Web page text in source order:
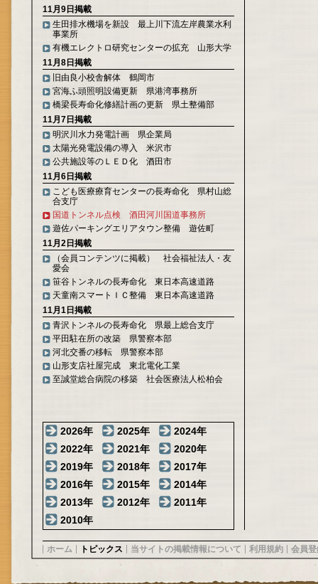
11月9日掲載
生田排水機場を新設 最上川下流左岸農業水利
事業所
有機エレクトロ研究センターの拡充 山形大学
11月8日掲載
旧由良小校舎解体 鶴岡市
宮海ふ頭照明設備更新 県港湾事務所
橋梁長寿命化修繕計画の更新 県土整備部
11月7日掲載
明沢川水力発電計画 県企業局
太陽光発電設備の導入 米沢市
公共施設等のＬＥＤ化 酒田市
11月6日掲載
こども医療療育センターの長寿命化 県村山総
合支庁
国道トンネル点検 酒田河川国道事務所
遊佐パーキングエリアタウン整備 遊佐町
11月2日掲載
（会員コンテンツに掲載） 社会福祉法人・友
愛会
笹谷トンネルの長寿命化 東日本高速道路
天童南スマートＩＣ整備 東日本高速道路
11月1日掲載
青沢トンネルの長寿命化 県最上総合支庁
平田駐在所の改築 県警察本部
河北交番の移転 県警察本部
山形支店社屋完成 東北電化工業
至誠堂総合病院の移築 社会医療法人松柏会
2026年 2025年
2024年
2022年
2021年
2020年
2019年
2018年
2017年
2016年
2015年
2014年
2013年
2012年
2011年
2010年
ホーム トピックス 当サイトの掲載情報について 利用規約 会員